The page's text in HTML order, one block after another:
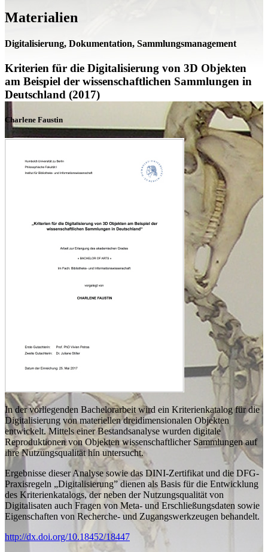
Materialien
Digitalisierung, Dokumentation, Sammlungsmanagement
Kriterien für die Digitalisierung von 3D Objekten
am Beispiel der wissenschaftlichen Sammlungen in
Deutschland (2017)
Charlene Faustin
In der vorliegenden Bachelorarbeit wird ein Kriterienkatalog für die
Digitalisierung von materiellen dreidimensionalen Objekten
entwickelt. Mittels einer Bestandsanalyse wurden digitale
Reproduktionen von Objekten wissenschaftlicher Sammlungen auf
ihre Nutzungsqualität hin untersucht.
Ergebnisse dieser Analyse sowie das DINI-Zertifikat und die DFG-
Praxisregeln „Digitalisierung” dienen als Basis für die Entwicklung
des Kriterienkatalogs, der neben der Nutzungsqualität von
Digitalisaten auch Fragen von Meta- und Erschließungsdaten sowie
Eigenschaften von Recherche- und Zugangswerkzeugen behandelt.
http://dx.doi.org/10.18452/18447